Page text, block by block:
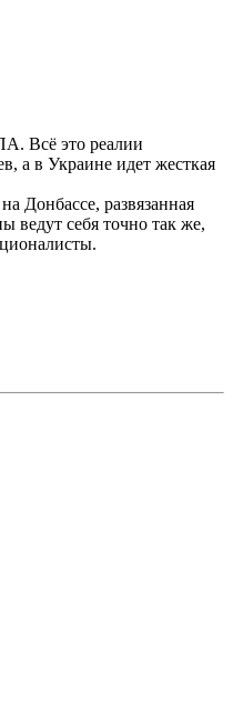
Всё это реалии
а в Украине идет жесткая
Донбассе, развязанная
ведут себя точно так же,